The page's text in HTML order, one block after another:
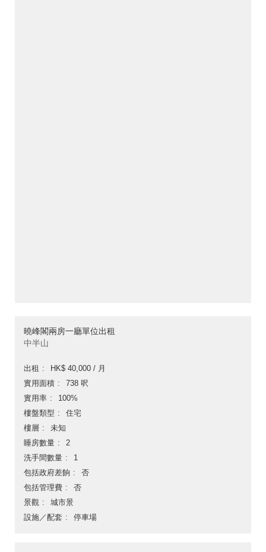
曉峰閣兩房一廳單位出租
中半山
出租
HK$ 40,000 / 月
實用面積
738 呎
實用率
100%
樓盤類型
住宅
樓層
未知
睡房數量
2
洗手間數量
1
包括政府差餉
否
包括管理費
否
景觀
城市景
設施／配套
停車場